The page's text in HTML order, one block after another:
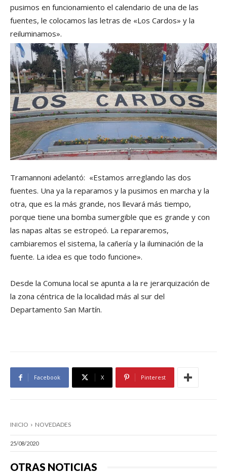
pusimos en funcionamiento el calendario de una de las
fuentes, le colocamos las letras de «Los Cardos» y la
reiluminamos».
Tramannoni adelantó: «Estamos arreglando las dos
fuentes. Una ya la reparamos y la pusimos en marcha y la
otra, que es la más grande, nos llevará más tiempo,
porque tiene una bomba sumergible que es grande y con
las napas altas se estropeó. La repararemos,
cambiaremos el sistema, la cañería y la iluminación de la
fuente. La idea es que todo funcione».
Desde la Comuna local se apunta a la re jerarquización de
la zona céntrica de la localidad más al sur del
Departamento San Martín.
Facebook X Pinterest
INICIO NOVEDADES
25/08/2020
OTRAS NOTICIAS